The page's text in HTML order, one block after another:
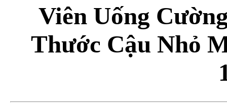
Viên Uống
Thước Cậu Nhỏ